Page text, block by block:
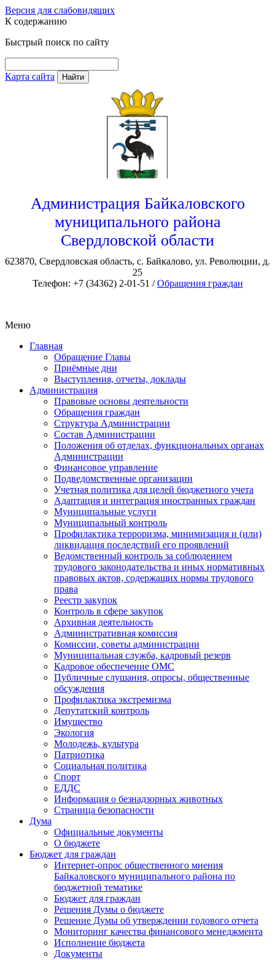
Версия для слабовидящих
К содержанию
Быстрый поиск по сайту
Карта сайта Найти
Администрация Байкаловского
муниципального района
Свердловской области
623870, Свердловская область, с. Байкалово, ул. Революции, д.
25
Телефон: +7 (34362) 2-01-51 /Обращения граждан
Меню
Главная
Обращение Главы
Приёмные дни
Выступления, отчеты, доклады
Администрация
Правовые основы деятельности
Обращения граждан
Структура Администрации
Состав Администрации
Положения об отделах, функциональных органах
Администрации
Финансовое управление
Подведомственные организации
Учетная политика для целей бюджетного учета
Адаптация и интеграция иностранных граждан
Муниципальные услуги
Муниципальный контроль
Профилактика терроризма, минимизация и (или)
ликвидация последствий его проявлений
Ведомственный контроль за соблюдением
трудового законодательства и иных нормативных
правовых актов, содержащих нормы трудового
права
Реестр закупок
Контроль в сфере закупок
Архивная деятельность
Административная комиссия
Комиссии, советы администрации
Муниципальная служба, кадровый резерв
Кадровое обеспечение ОМС
Публичные слушания, опросы, общественные
обсуждения
Профилактика экстремизма
Депутатский контроль
Имущество
Экология
Молодежь, культура
Патриотика
Социальная политика
Спорт
ЕДДС
Информация о безнадзорных животных
Страница безопасности
Дума
Официальные документы
О бюджете
Бюджет для граждан
Интернет-опрос общественного мнения
Байкаловского муниципального района по
бюджетной тематике
Бюджет для граждан
Решения Думы о бюджете
Решение Думы об утверждении годового отчета
Мониторинг качества финансового менеджмента
Исполнение бюджета
Документы